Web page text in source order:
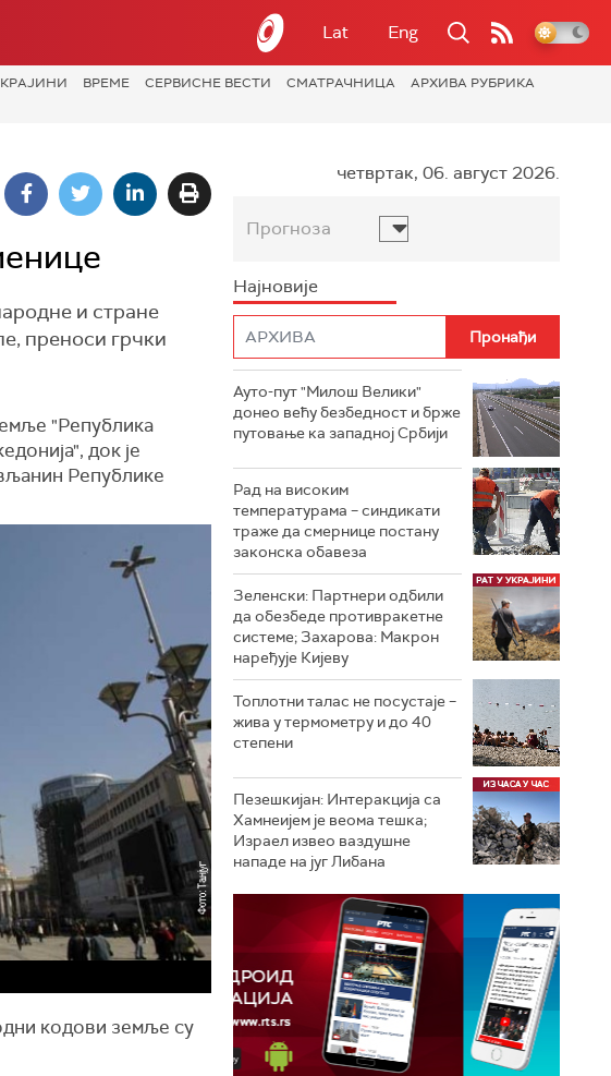
Lat Eng
ВРЕМЕ СЕРВИСНЕ ВЕСТИ СМАТРАЧНИЦА
АРХИВА РУБРИКА
и стране
преноси грчки
"Република
док је
Републике
кодови земље су
четвртак, 06. август 2026.
Прогноза
Најновије
Ауто-пут "Милош Велики"
донео већу безбедност и брже
путовање ка западној Србији
Рад на високим
температурама – синдикати
траже да смернице постану
законска обавеза
Зеленски: Партнери одбили
да обезбеде противракетне
системе; Захарова: Макрон
наређује Кијеву
Топлотни талас не посустаје –
жива у термометру и до 40
степени
Пезешкијан: Интеракција са
Хамнеијем је веома тешка;
Израел извео ваздушне
нападе на југ Либана